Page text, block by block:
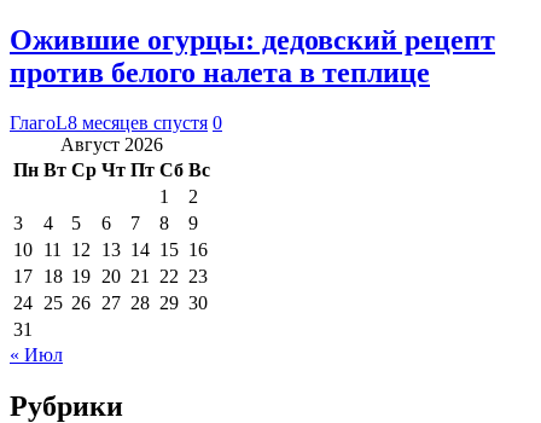
Ожившие огурцы: дедовский рецепт
против белого налета в теплице
ГлагоL8 месяцев спустя 0
Август 2026
Пн Вт Ср Чт Пт Сб Вс
1
2
3
4 5 6 7 8
9
10 11 12 13 14 15 16
17 18 19 20 21 22 23
24 25 26 27 28 29 30
31
« Июл
Рубрики